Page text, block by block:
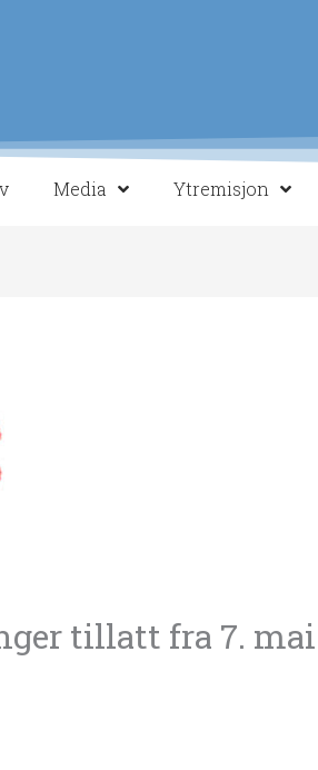
Media Ytremisjon
tillatt fra 7.